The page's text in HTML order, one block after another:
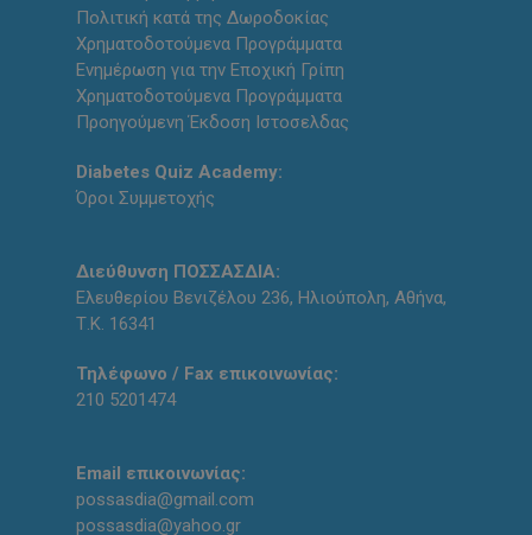
Πολιτική κατά της Δωροδοκίας
Χρηματοδοτούμενα Προγράμματα
Ενημέρωση για την Εποχική Γρίπη
Χρηματοδοτούμενα Προγράμματα
Προηγούμενη Έκδοση Ιστοσελδας
Diabetes Quiz Academy:
Όροι Συμμετοχής
Διεύθυνση ΠΟΣΣΑΣΔΙΑ:
Ελευθερίου Βενιζέλου 236, Ηλιούπολη, Αθήνα,
Τ.Κ. 16341
Τηλέφωνο / Fax επικοινωνίας:
210 5201474
Email επικοινωνίας:
possasdia@gmail.com
possasdia@yahoo.gr